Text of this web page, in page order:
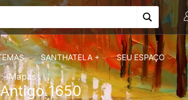
SANTHATELA + SEU ESPAÇO
Mapas
1650